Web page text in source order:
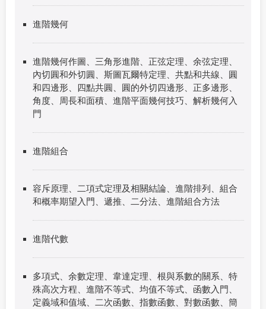
進階幾何
進階幾何作圖、三角形進階、正弦定理、余弦定理、
內切圓和外切圓、斯圖瓦爾特定理、共點和共線、圓
和四邊形、四點共圓、圓的外切四邊形、正多邊形、
角度、周長和面積、進階平面幾何技巧、解析幾何入
門
進階組合
容斥原理、二項式定理及相關結論、進階排列、組合
和概率期望入門、遞推、二分法、進階組合方法
進階代數
多項式、余數定理、韋達定理、根與系數的關系、特
殊高次方程、進階不等式、均值不等式、函數入門、
定義域和值域、二次函數、指數函數、對數函數、簡